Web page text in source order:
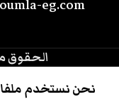
eg.com
الحقوق
نحن نستخدم
المتجرحسابي
سلة المشتريات
القائمة